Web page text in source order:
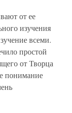
от ее
изучения
всеми.
простой
от Творца
понимание